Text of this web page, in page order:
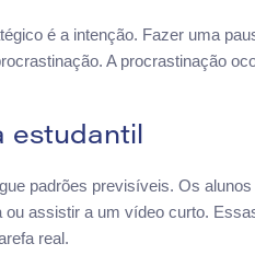
é a intenção. Fazer uma
A procrastinação
estudantil
padrões previsíveis. Os
assistir a um vídeo curto.
real.